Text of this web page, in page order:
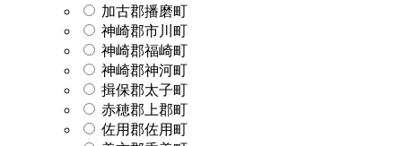
加古郡播磨町
神崎郡市川町
神崎郡福崎町
神崎郡神河町
揖保郡太子町
赤穂郡上郡町
佐用郡佐用町